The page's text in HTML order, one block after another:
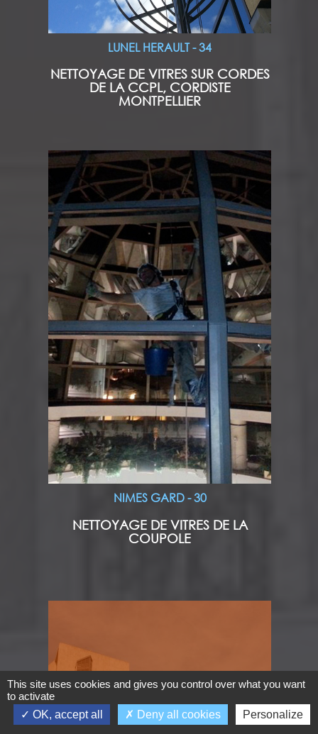
LUNEL HERAULT - 34
NETTOYAGE DE VITRES SUR CORDES
DE LA CCPL, CORDISTE
MONTPELLIER
NIMES GARD - 30
NETTOYAGE DE VITRES DE LA
COUPOLE
This site uses cookies and gives you control over what you want
to activate
OK, accept all
Deny all cookies Personalize